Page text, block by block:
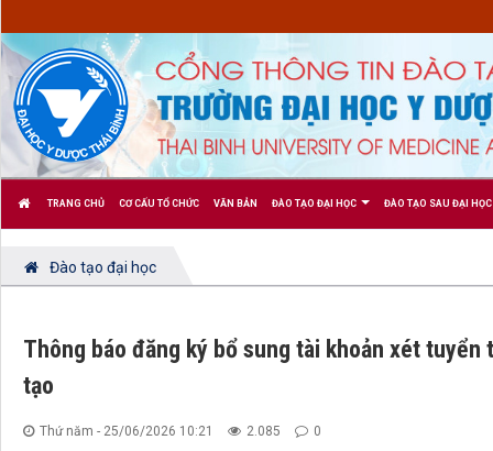
TRANG CHỦ CƠ CẤU TỔ CHỨC VĂN BẢN ĐÀO TẠO ĐẠI HỌC ĐÀO TẠO SAU ĐẠI HỌC
Đào tạo đại học
Thông báo đăng ký bổ sung tài khoản xét tuyển
tạo
Thứ năm - 25/06/2026 10:21 2.085 0